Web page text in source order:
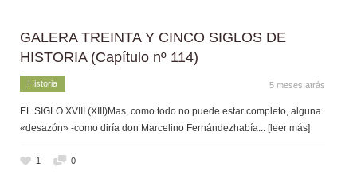
GALERA TREINTA Y CINCO SIGLOS DE
HISTORIA (Capítulo nº 114)
Historia 5 meses atrás
EL SIGLO XVIII (XIII)Mas, como todo no puede estar completo, alguna
«desazón» -como diría don Marcelino Fernándezhabía... [leer más]
1 0